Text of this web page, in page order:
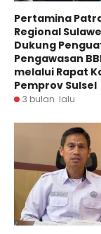
Pertamina
Regional
Dukung
Pengawasan
melalui Rapat
Pemprov Sulsel
3 bulan lalu